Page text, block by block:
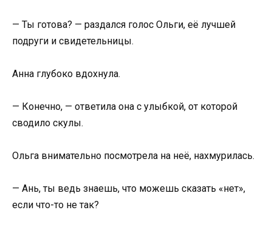
— Ты готова? — раздался голос Ольги, её лучшей
подруги и свидетельницы.
Анна глубоко вдохнула.
— Конечно, — ответила она с улыбкой, от которой
сводило скулы.
Ольга внимательно посмотрела на неё, нахмурилась.
— Ань, ты ведь знаешь, что можешь сказать «нет»,
если что-то не так?